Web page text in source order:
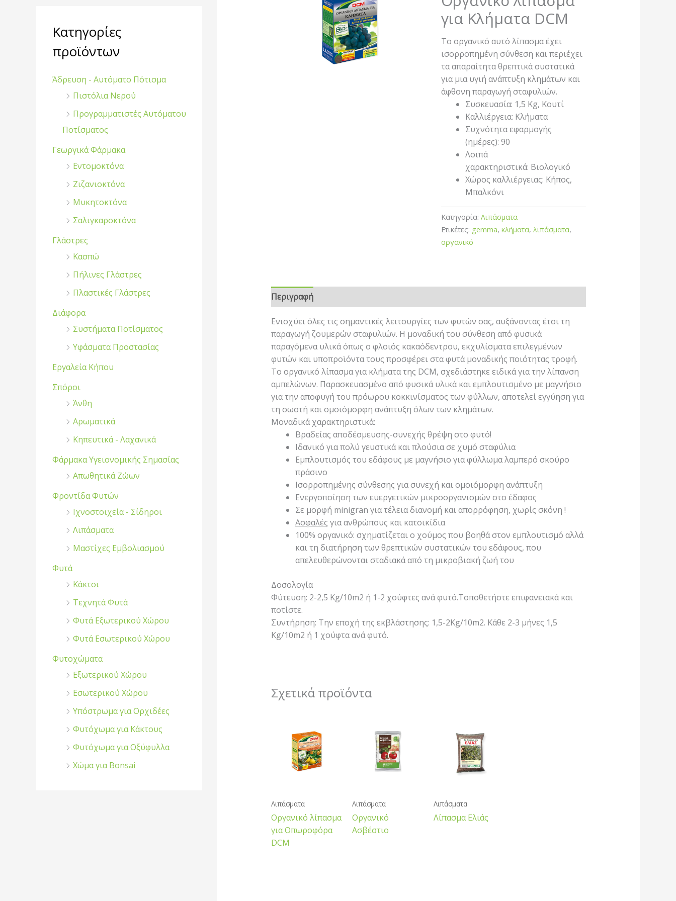
η
γ
Κατηγορίες
προϊόντων
Άδρευση - Αυτόματο Πότισμα
Πιστόλια Νερού
Προγραμματιστές Αυτόματου
Ποτίσματος
Γεωργικά Φάρμακα
Εντομοκτόνα
Ζιζανιοκτόνα
Μυκητοκτόνα
Σαλιγκαροκτόνα
Γλάστρες
Κασπώ
Πήλινες Γλάστρες
Πλαστικές Γλάστρες
Διάφορα
Συστήματα Ποτίσματος
Υφάσματα Προστασίας
Εργαλεία Κήπου
Σπόροι
Άνθη
Αρωματικά
Κηπευτικά - Λαχανικά
Φάρμακα Υγειονομικής Σημασίας
Απωθητικά Ζώων
Φροντίδα Φυτών
Ιχνοστοιχεία - Σίδηροι
Λιπάσματα
Μαστίχες Εμβολιασμού
Φυτά
Κάκτοι
Τεχνητά Φυτά
Φυτά Εξωτερικού Χώρου
Φυτά Εσωτερικού Χώρου
Φυτοχώματα
Εξωτερικού Χώρου
Εσωτερικού Χώρου
Υπόστρωμα για Ορχιδέες
Φυτόχωμα για Κάκτους
Φυτόχωμα για Οξύφυλλα
Χώμα για Bonsai
για Κλήματα DCM
Το οργανικό αυτό λίπασμα έχει
ισορροπημένη σύνθεση και περιέχει
τα απαραίτητα θρεπτικά συστατικά
για μια υγιή ανάπτυξη κλημάτων και
άφθονη παραγωγή σταφυλιών.
Συσκευασία: 1,5 Kg, Κουτί
Καλλιέργεια: Κλήματα
Συχνότητα εφαρμογής
(ημέρες): 90
Λοιπά
χαρακτηριστικά: Βιολογικό
Χώρος καλλιέργειας: Κήπος,
Μπαλκόνι
Κατηγορία:Λιπάσματα
Ετικέτες: gemma,κλήματα,λιπάσματα,
οργανικό
Περιγραφή
Ενισχύει όλες τις σημαντικές λειτουργίες των φυτών σας, αυξάνοντας έτσι τη
παραγωγή ζουμερών σταφυλιών. Η μοναδική του σύνθεση από φυσικά
παραγόμενα υλικά όπως ο φλοιός κακαόδεντρου, εκχυλίσματα επιλεγμένων
φυτών και υποπροϊόντα τους προσφέρει στα φυτά μοναδικής ποιότητας τροφή.
Το οργανικό λίπασμα για κλήματα της DCM, σχεδιάστηκε ειδικά για την λίπανση
αμπελώνων. Παρασκευασμένο από φυσικά υλικά και εμπλουτισμένο με μαγνήσιο
για την αποφυγή του πρόωρου κοκκινίσματος των φύλλων, αποτελεί εγγύηση για
τη σωστή και ομοιόμορφη ανάπτυξη όλων των κλημάτων.
Μοναδικά χαρακτηριστικά:
Βραδείας αποδέσμευσης-συνεχής θρέψη στο φυτό!
Ιδανικό για πολύ γευστικά και πλούσια σε χυμό σταφύλια
Εμπλουτισμός του εδάφους με μαγνήσιο για φύλλωμα λαμπερό σκούρο
πράσινο
Ισορροπημένης σύνθεσης για συνεχή και ομοιόμορφη ανάπτυξη
Ενεργοποίηση των ευεργετικών μικροοργανισμών στο έδαφος
Σε μορφή minigran για τέλεια διανομή και απορρόφηση, χωρίς σκόνη !
Ασφαλές για ανθρώπους και κατοικίδια
100% οργανικό: σχηματίζεται ο χούμος που βοηθά στον εμπλουτισμό αλλά
και τη διατήρηση των θρεπτικών συστατικών του εδάφους, που
απελευθερώνονται σταδιακά από τη μικροβιακή ζωή του
Δοσολογία
Φύτευση: 2-2,5 Kg/10m2 ή 1-2 χούφτες ανά φυτό.Τοποθετήστε επιφανειακά και
ποτίστε.
Συντήρηση: Την εποχή της εκβλάστησης: 1,5-2Kg/10m2. Κάθε 2-3 μήνες 1,5
Kg/10m2 ή 1 χούφτα ανά φυτό.
Σχετικά προϊόντα
Λιπάσματα
Οργανικό λίπασμα
για Οπωροφόρα
DCM
Λιπάσματα
Οργανικό
Ασβέστιο
Λιπάσματα
Λίπασμα Ελιάς